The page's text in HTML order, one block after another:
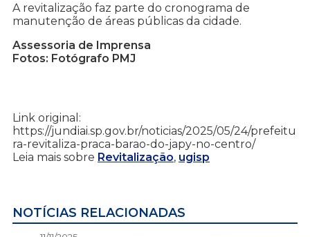
A revitalização faz parte do cronograma de
manutenção de áreas públicas da cidade.
Assessoria de Imprensa
Fotos: Fotógrafo PMJ
Link original:
https://jundiai.sp.gov.br/noticias/2025/05/24/prefeitu
ra-revitaliza-praca-barao-do-japy-no-centro/
Leia mais sobre Revitalização, ugisp
NOTÍCIAS RELACIONADAS